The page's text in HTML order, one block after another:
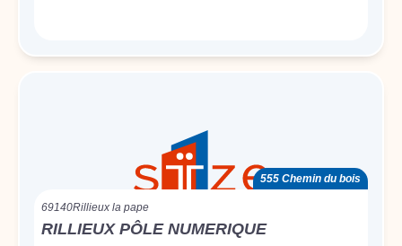
555 Chemin du bois
69140Rillieux la pape
RILLIEUX PÔLE NUMERIQUE